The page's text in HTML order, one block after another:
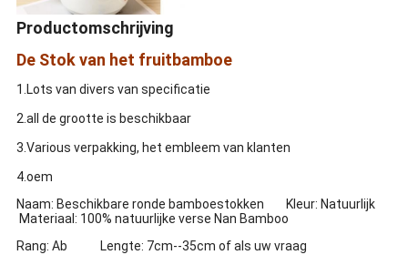
Productomschrijving
De Stok van het fruitbamboe
1.Lots van divers van specificatie
2.all de grootte is beschikbaar
3.Various verpakking, het embleem van klanten
4.oem
Naam: Beschikbare ronde bamboestokken Kleur: Natuurlijk
Materiaal: 100% natuurlijke verse Nan Bamboo
Rang: Ab Lengte: 7cm--35cm of als uw vraag